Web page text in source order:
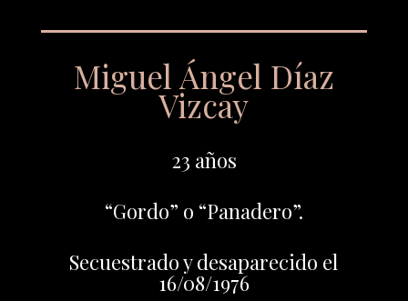
Miguel Ángel Díaz
Vizcay
23 años
“Gordo” o “Panadero”.
Secuestrado y desaparecido el
16/08/1976